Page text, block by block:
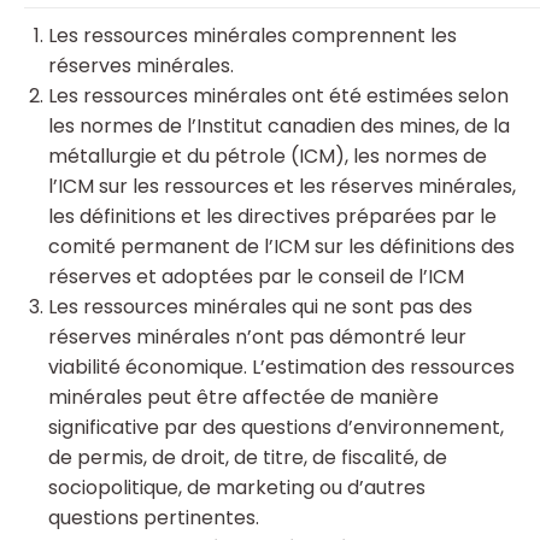
Les ressources minérales comprennent les
réserves minérales.
Les ressources minérales ont été estimées selon
les normes de l’Institut canadien des mines, de la
métallurgie et du pétrole (ICM), les normes de
l’ICM sur les ressources et les réserves minérales,
les définitions et les directives préparées par le
comité permanent de l’ICM sur les définitions des
réserves et adoptées par le conseil de l’ICM
Les ressources minérales qui ne sont pas des
réserves minérales n’ont pas démontré leur
viabilité économique. L’estimation des ressources
minérales peut être affectée de manière
significative par des questions d’environnement,
de permis, de droit, de titre, de fiscalité, de
sociopolitique, de marketing ou d’autres
questions pertinentes.